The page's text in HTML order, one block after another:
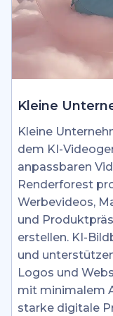
Kleine
Kleine
dem KI-
anpassbaren
Renderforest
Werbevideos,
und
erstellen. KI-
und
Logos und
mit minimalem
starke digitale